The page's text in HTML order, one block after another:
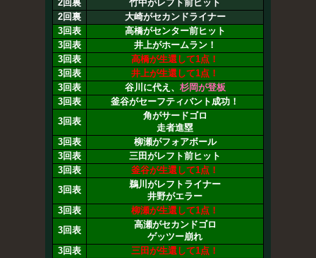
2回裏
竹中がレフト前ヒット
2回裏
大崎がセカンドライナー
3回表
高橋がセンター前ヒット
3回表
井上がホームラン！
3回表
高橋が生還して1点！
3回表
井上が生還して1点！
3回表
谷川に代え、 杉岡が登板
3回表
釜谷がセーフティバント成功！
3回表
角がサードゴロ
走者進塁
3回表
柳瀬がフォアボール
3回表
三田がレフト前ヒット
3回表
釜谷が生還して1点！
3回表
鵜川がレフトライナー
井野がエラー
3回表
柳瀬が生還して1点！
3回表
高瀬がセカンドゴロ
ゲッツー崩れ
3回表
三田が生還して1点！